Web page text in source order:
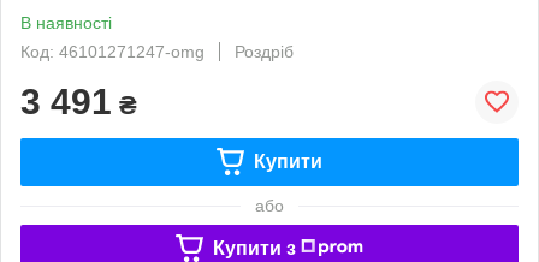
В наявності
Код: 46101271247-omg
Роздріб
3 491 ₴
Купити
або
Купити з